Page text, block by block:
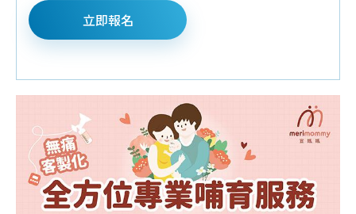
♦
:培寶溢乳墊+擠乳袋
♦
:嬰兒充氣沙發學座椅1個,尿布一袋(52
立即報名